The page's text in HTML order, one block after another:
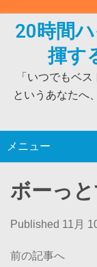
20時間
揮す
「いつでもベ
というあなたへ
メニュー
ボーっ
Published 11月